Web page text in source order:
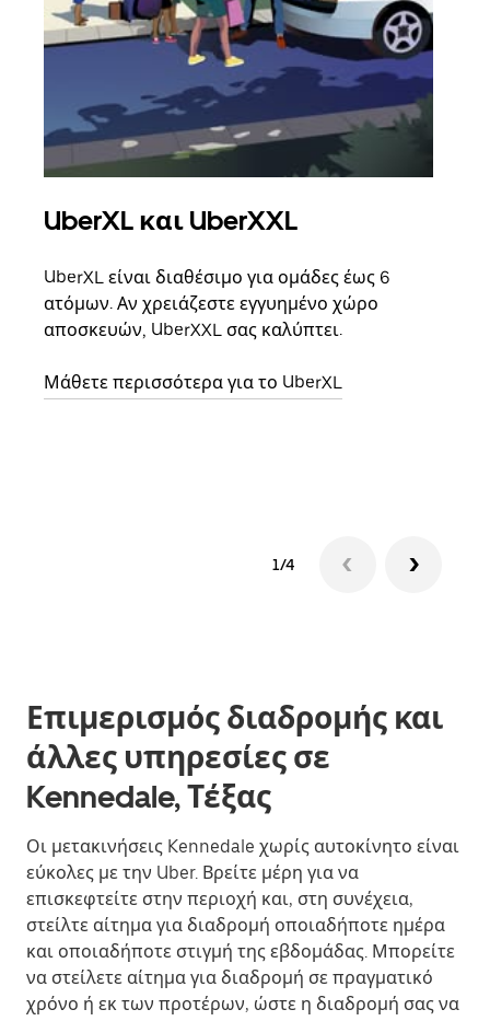
UberXL και UberXXL
UberXL είναι διαθέσιμο για ομάδες έως 6
ατόμων. Αν χρειάζεστε εγγυημένο χώρο
αποσκευών, UberXXL σας καλύπτει.
Μάθετε περισσότερα για το UberXL
1/4
Επιμερισμός διαδρομής και
άλλες υπηρεσίες σε
Kennedale, Τέξας
Οι μετακινήσεις Kennedale χωρίς αυτοκίνητο είναι
εύκολες με την Uber. Βρείτε μέρη για να
επισκεφτείτε στην περιοχή και, στη συνέχεια,
στείλτε αίτημα για διαδρομή οποιαδήποτε ημέρα
και οποιαδήποτε στιγμή της εβδομάδας. Μπορείτε
να στείλετε αίτημα για διαδρομή σε πραγματικό
χρόνο ή εκ των προτέρων, ώστε η διαδρομή σας να